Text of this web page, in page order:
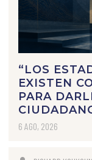
“LOS
EXISTEN
PARA
6 AGO, 2026